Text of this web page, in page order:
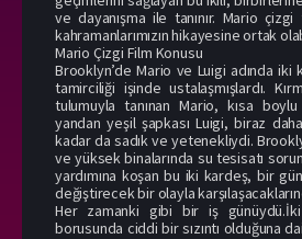
ve dayanışma ile tanınır. Mario
kahramanlarımızın hikayesine ortak
Mario Çizgi Film Konusu
Brooklyn’de Mario ve Luigi adında iki
tamirciliği işinde ustalaşmışlardı.
tulumuyla tanınan Mario, kısa
yandan yeşil şapkası Luigi, biraz
kadar da sadık ve yetenekliydi.
ve yüksek binalarında su tesisatı
yardımına koşan bu iki kardeş, bir
değiştirecek bir olayla
Her zamanki gibi bir iş
borusunda ciddi bir sızıntı olduğuna